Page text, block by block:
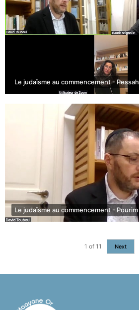
Le judaïsme au commencement - Pessah
Le judaïsme au commencement - Pourim
1 of 11 Next